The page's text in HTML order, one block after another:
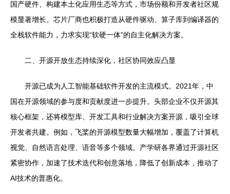
国产硬件、构建本土化应用生态等方式，市场份额和开发者社区规
模显著增长。芯片厂商也积极打造从硬件驱动、算子库到编译器的
全栈软件能力，力求实现“软硬一体”的自主化解决方案。
二、开源开放生态持续深化，社区协同效应凸显
开源已成为人工智能基础软件开发的主流模式。2021年，中
国在开源领域的参与度和贡献度进一步提升。头部企业不仅开源其
核心框架，还将模型库、开发工具和行业解决方案开源，吸引全球
开发者共建。例如，飞桨的开源模型数量大幅增加，覆盖了计算机
视觉、自然语言处理、语音等多个领域。产学研各界通过开源社区
紧密协作，加速了技术迭代和创意落地，降低了创新成本，推动了
AI技术的普惠化。